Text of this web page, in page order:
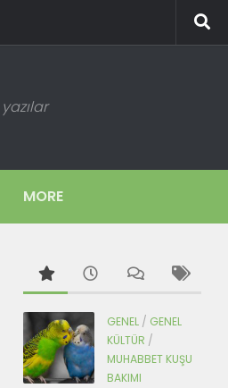
MORE
GENEL / GENEL
KÜLTÜR /
MUHABBET KUŞU
BAKIMI